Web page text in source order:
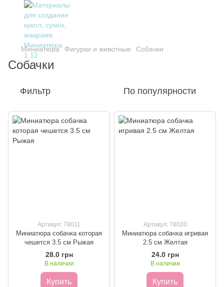
Миниатюра Фигурки и животные Собачки
Собачки
Фильтр По популярности
Артикул: 78011
Миниатюра собачка которая
чешется 3.5 см Рыжая
28.0 грн
В наличии
Купить
Артикул: 78020
Миниатюра собачка игривая
2.5 см Желтая
24.0 грн
В наличии
Купить